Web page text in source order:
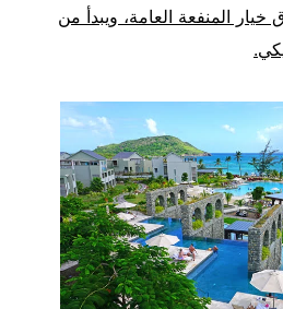
المنفعة العامة، ويبدأ من